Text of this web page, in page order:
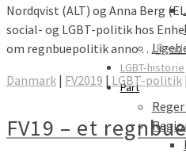
LGBT-historie
Part
Nordqvist (ALT) og Anna Berg
social- og LGBT-politik hos
om regnbuepolitik anno …
Danmark | FV2019 | LGBT-politik |
FV19 – et